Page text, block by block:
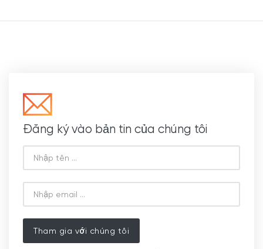
Đăng ký vào bản tin của chúng tôi
Tham gia với chúng tôi